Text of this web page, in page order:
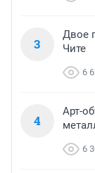
3
Двое
Чите
6
4
Арт-
6